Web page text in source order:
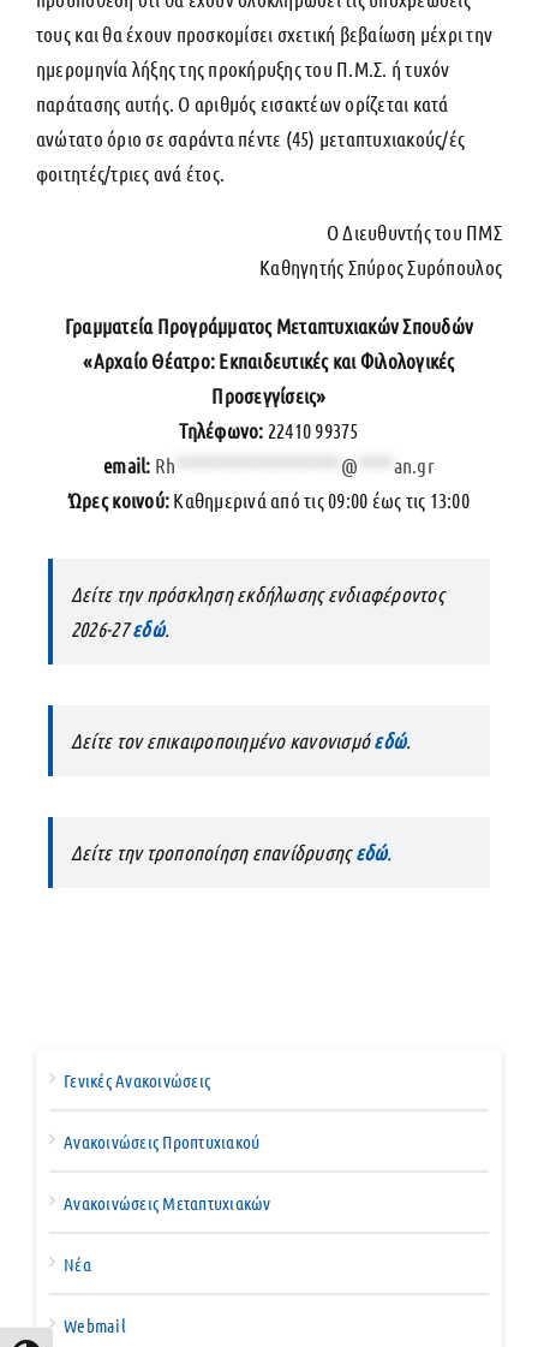
τους και θα έχουν προσκομίσει σχετική βεβαίωση μέχρι την
ημερομηνία λήξης της προκήρυξης του Π.Μ.Σ. ή τυχόν
παράτασης αυτής. Ο αριθμός εισακτέων ορίζεται κατά
ανώτατο όριο σε σαράντα πέντε (45) μεταπτυχιακούς/ές
φοιτητές/τριες ανά έτος.
Ο Διευθυντής του ΠΜΣ
Καθηγητής Σπύρος Συρόπουλος
Γραμματεία Προγράμματος Μεταπτυχιακών Σπουδών
«Αρχαίο Θέατρο: Εκπαιδευτικές και Φιλολογικές
Προσεγγίσεις»
Τηλέφωνο: 22410 99375
email: Rh @
an.gr
Ώρες κοινού: Καθημερινά από τις 09:00 έως τις 13:00
Δείτε την πρόσκληση εκδήλωσης ενδιαφέροντος
2026-27εδώ.
Δείτε τον επικαιροποιημένο κανονισμόεδώ.
Δείτε την τροποποίηση επανίδρυσηςεδώ.
Γενικές Ανακοινώσεις
Ανακοινώσεις Προπτυχιακού
Ανακοινώσεις Μεταπτυχιακών
Νέα
Webmail